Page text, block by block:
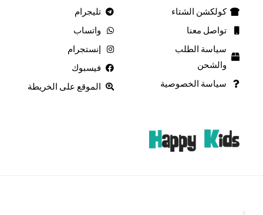
كولكشن الشتاء
تواصل معنا
سياسة الطلب
والشحن
سياسة الخصوصية
تليجرام
واتساب
إنستجرام
فيسبوك
الموقع على الخريطة